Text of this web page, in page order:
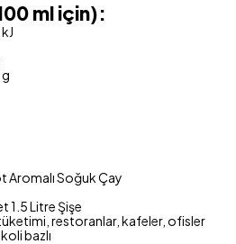
ml için):
Aromalı Soğuk Çay
1.5 Litre Şişe
restoranlar, kafeler, ofisler
bazlı